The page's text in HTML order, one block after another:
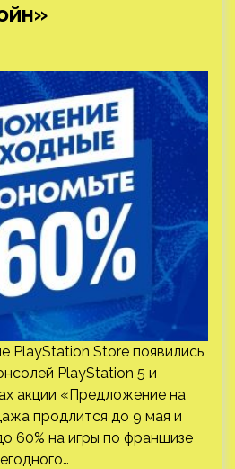
PlayStation Store появились
PlayStation 5 и
акции «Предложение на
продлится до 9 мая и
60% на игры по франшизе